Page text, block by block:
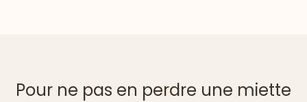
Pour ne pas en perdre une miette